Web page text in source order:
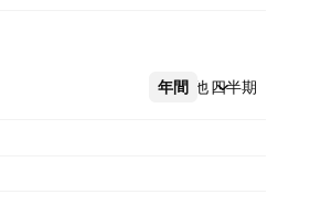
年間 四半期
その他